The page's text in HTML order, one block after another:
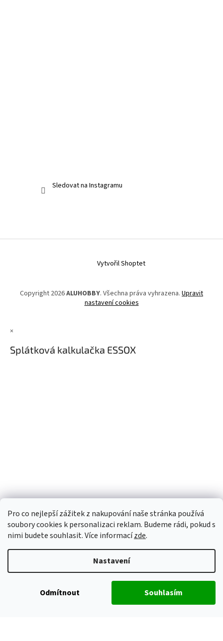
Pro co nejlepší zážitek z nakupování naše stránka používá
soubory cookies k personalizaci reklam. Budeme rádi, pokud s
nimi budete souhlasit. Více informacízde.
Nastavení
Odmítnout Souhlasím
Sledovat na Instagramu
Vytvořil Shoptet
Copyright 2026ALUHOBBY. Všechna práva vyhrazena. Upravit
nastavení cookies
×
Splátková kalkulačka ESSOX